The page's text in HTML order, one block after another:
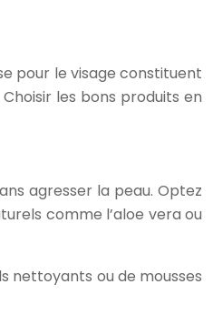
pour le visage constituent
les bons produits en
agresser la peau. Optez
comme l’aloe vera ou
nettoyants ou de mousses